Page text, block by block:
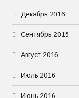
Декабрь 2016
Сентябрь 2016
Август 2016
Июль 2016
Июнь 2016